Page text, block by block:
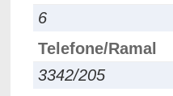
6
Telefone/Ramal
3342/205